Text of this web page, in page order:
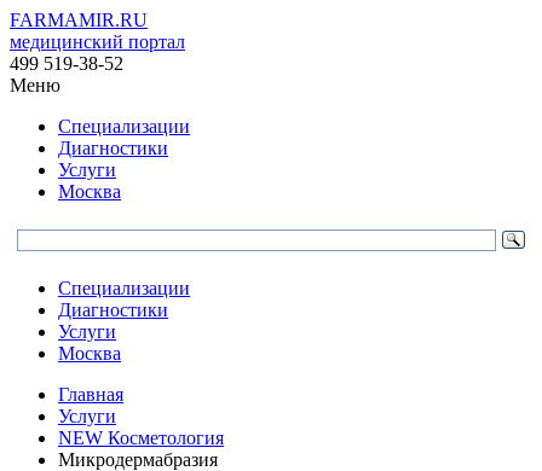
FARMAMIR.RU
медицинский портал
499 519-38-52
Меню
Специализации
Диагностики
Услуги
Москва
Специализации
Диагностики
Услуги
Москва
Главная
Услуги
NEW Косметология
Микродермабразия